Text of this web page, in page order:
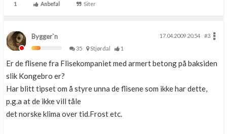
1 Anbefal Siter
Bygger`n 17.04.2009 20.54
#3
35
Stjørdal 1
Er de flisene fra Flisekompaniet med armert betong på baksiden
slik Kongebro er?
Har blitt tipset om å styre unna de flisene som ikke har dette,
p.g.a at de ikke vill tåle
det norske klima over tid.Frost etc.